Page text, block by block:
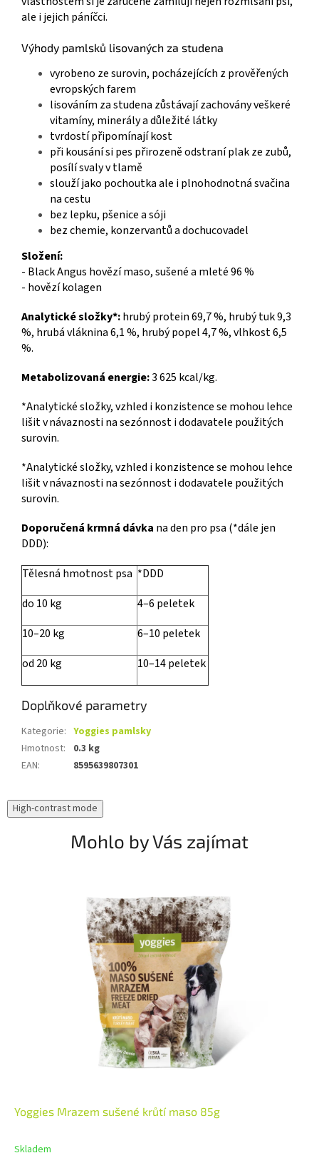
ale i jejich páníčci.
Výhody pamlsků lisovaných za studena
vyrobeno ze surovin, pocházejících z prověřených
evropských farem
lisováním za studena zůstávají zachovány veškeré
vitamíny, minerály a důležité látky
tvrdostí připomínají kost
při kousání si pes přirozeně odstraní plak ze zubů,
posílí svaly v tlamě
slouží jako pochoutka ale i plnohodnotná svačina
na cestu
bez lepku, pšenice a sóji
bez chemie, konzervantů a dochucovadel
Složení:
- Black Angus hovězí maso, sušené a mleté 96 %
- hovězí kolagen
Analytické složky*:hrubý protein 69,7 %, hrubý tuk 9,3
%, hrubá vláknina 6,1 %, hrubý popel 4,7 %, vlhkost 6,5
%.
Metabolizovaná energie:3 625 kcal/kg.
*Analytické složky, vzhled i konzistence se mohou lehce
lišit v návaznosti na sezónnost i dodavatele použitých
surovin.
*Analytické složky, vzhled i konzistence se mohou lehce
lišit v návaznosti na sezónnost i dodavatele použitých
surovin.
Doporučená krmná dávka na den pro psa (*dále jen
DDD):
Tělesná hmotnost psa *DDD
do 10 kg
4–6 peletek
10–20 kg
6–10 peletek
od 20 kg
10–14 peletek
Doplňkové parametry
Kategorie: Yoggies pamlsky
Hmotnost:
0.3 kg
EAN: 8595639807301
High-contrast mode
Mohlo by Vás zajímat
Yoggies Mrazem sušené krůtí maso 85g
Skladem